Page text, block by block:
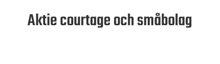
Aktie courtage och småbolag